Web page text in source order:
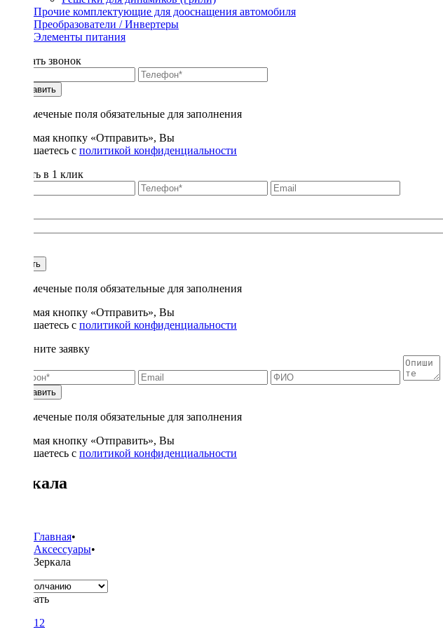
Прочие комплектующие для дооснащения автомобиля
Преобразователи / Инвертеры
Элементы питания
Заказать звонок
Отправить
* - отмеченые поля обязательные для заполнения
Нажимая кнопку «Отправить», Вы
соглашаетесь с политикой конфиденциальности
Купить в 1 клик
Купить
* - отмеченые поля обязательные для заполнения
Нажимая кнопку «Отправить», Вы
соглашаетесь с политикой конфиденциальности
Заполните заявку
Отправить
* - отмеченые поля обязательные для заполнения
Нажимая кнопку «Отправить», Вы
соглашаетесь с политикой конфиденциальности
Зеркала
Главная•
Аксессуары•
Зеркала
Показать
12